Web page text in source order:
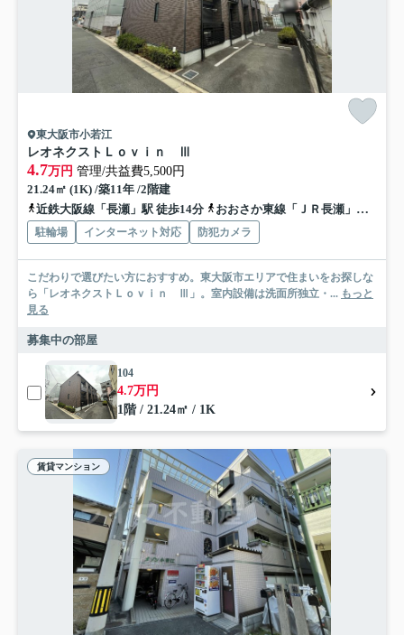
東大阪市小若江
レオネクストＬｏｖｉｎ Ⅲ
4.7万円 管理/共益費5,500円
21.24㎡ (1K) /築11年 /2階建
近鉄大阪線「長瀬」駅 徒歩14分
おおさか東線「ＪＲ長瀬」駅 徒歩22分
駐輪場 インターネット対応 防犯カメラ
こだわりで選びたい方におすすめ。東大阪市エリアで住まいをお探しな
ら「レオネクストＬｏｖｉｎ Ⅲ」。室内設備は洗面所独立・... もっと
見る
募集中の部屋
104
4.7万円
1階 / 21.24㎡ / 1K
賃貸マンション